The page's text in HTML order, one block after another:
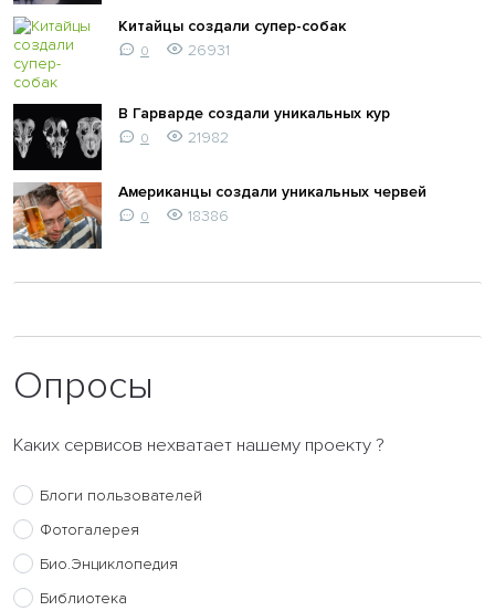
Китайцы создали супер-собак
0 26931
В Гарварде создали уникальных кур
0 21982
Американцы создали уникальных червей
0 18386
Опросы
Каких сервисов нехватает нашему проекту ?
Блоги пользователей
Фотогалерея
Био.Энциклопедия
Библиотека